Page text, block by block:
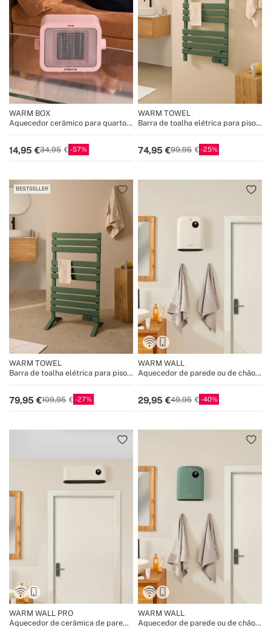
WARM BOX
Aquecedor cerâmico para quarto
14,95 34,95 57
WARM TOWEL
Barra de toalha elétrica para piso
74,95 99,95 25
BESTSELLER
WARM TOWEL
Barra de toalha elétrica para piso
79,95 109,95 27
WARM WALL
Aquecedor de parede ou de chão
29,95 49,95 40
WARM WALL PRO
Aquecedor de cerâmica de parede
WARM WALL
Aquecedor de parede ou de chão